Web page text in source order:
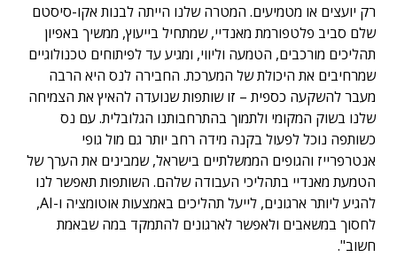
רק יועצים או מטמיעים. המטרה שלנו הייתה לבנות אקו-סיסטם
שלם סביב פלטפורמת מאנדיי, שמתחיל בייעוץ, ממשיך באפיון
תהליכים מורכבים, הטמעה וליווי, ומגיע עד לפיתוחים טכנולוגיים
שמרחיבים את היכולת של המערכת. החבירה לנס היא הרבה
מעבר להשקעה כספית – זו שותפות שנועדה להאיץ את הצמיחה
שלנו בשוק המקומי ולתמוך בהתרחבותנו הגלובלית. עם נס
כשותפה נוכל לפעול בקנה מידה רחב יותר גם מול גופי
אנטרפרייז והגופים הממשלתיים בישראל, שמבינים את הערך של
הטמעת מאנדיי בתהליכי העבודה שלהם. השותפות תאפשר לנו
להגיע ליותר ארגונים, לייעל תהליכים באמצעות אוטומציה ו-AI,
לחסוך במשאבים ולאפשר לארגונים להתמקד במה שבאמת
חשוב".